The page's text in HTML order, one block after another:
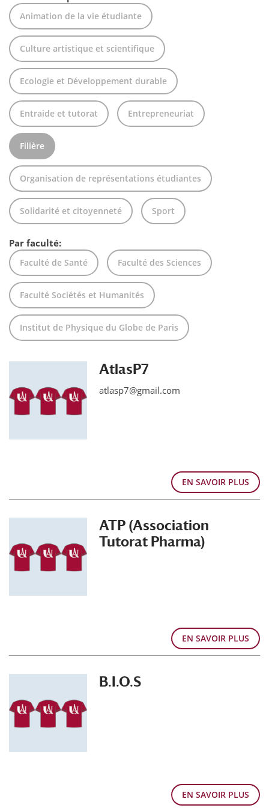
Animation de la vie étudiante
Culture artistique et scientifique
Ecologie et Développement durable
Entraide et tutorat Entrepreneuriat
Filière
Organisation de représentations étudiantes
Solidarité et citoyenneté Sport
Par faculté:
Faculté de Santé Faculté des Sciences
Faculté Sociétés et Humanités
Institut de Physique du Globe de Paris
AtlasP7
atlasp7@gmail.com
EN SAVOIR PLUS
ATP (Association
Tutorat Pharma)
EN SAVOIR PLUS
B.I.O.S
EN SAVOIR PLUS